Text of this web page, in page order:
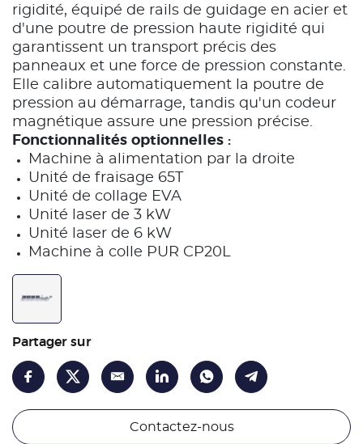
rigidité, équipé de rails de guidage en acier et
d'une poutre de pression haute rigidité qui
garantissent un transport précis des
panneaux et une force de pression constante.
Elle calibre automatiquement la poutre de
pression au démarrage, tandis qu'un codeur
magnétique assure une pression précise.
Fonctionnalités optionnelles :
Machine à alimentation par la droite
Unité de fraisage 65T
Unité de collage EVA
Unité laser de 3 kW
Unité laser de 6 kW
Machine à colle PUR CP20L
Partager sur
Contactez-nous